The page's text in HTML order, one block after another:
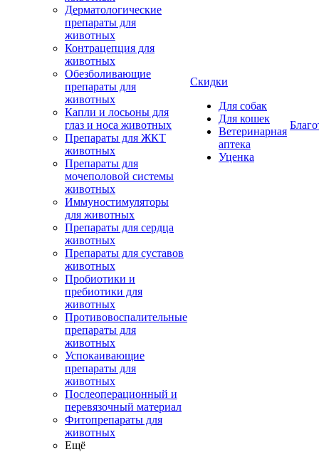
Дерматологические
препараты для
животных
Контрацепция для
животных
Обезболивающие
препараты для
животных
Капли и лосьоны для
глаз и носа животных
Препараты для ЖКТ
животных
Препараты для
мочеполовой системы
животных
Иммуностимуляторы
для животных
Препараты для сердца
животных
Препараты для суставов
животных
Пробиотики и
пребиотики для
животных
Противовоспалительные
препараты для
животных
Успокаивающие
препараты для
животных
Послеоперационный и
перевязочный материал
Фитопрепараты для
животных
Ещё
Скидки
Для собак
Для кошек
Ветеринарная
аптека
Уценка